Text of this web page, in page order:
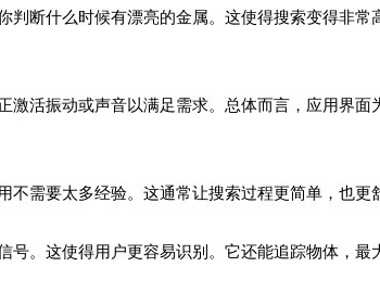
判断什么时候有漂亮的金属。这使得搜索变得非常
激活振动或声音以满足需求。总体而言，应用界面
不需要太多经验。这通常让搜索过程更简单，也更
号。这使得用户更容易识别。它还能追踪物体，最